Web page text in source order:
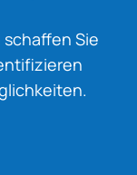
Sie